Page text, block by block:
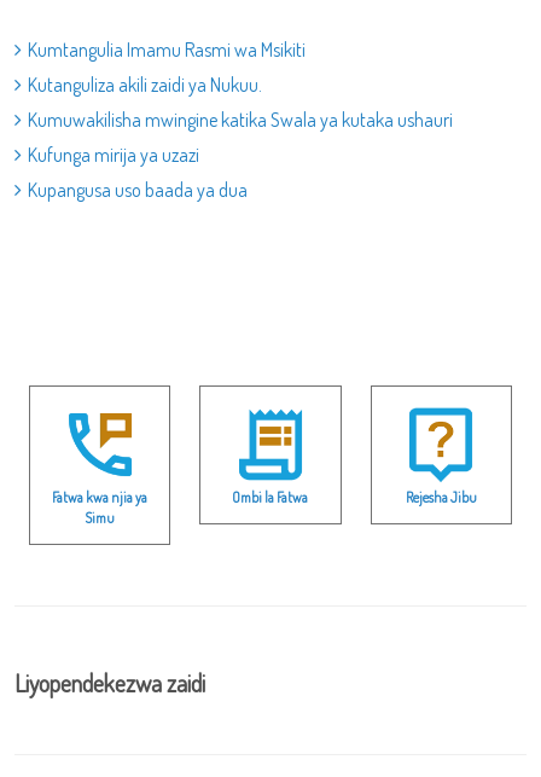
Kumtangulia Imamu Rasmi wa Msikiti
Kutanguliza akili zaidi ya Nukuu.
Kumuwakilisha mwingine katika Swala ya kutaka ushauri
Kufunga mirija ya uzazi
Kupangusa uso baada ya dua
Fatwa kwa njia ya
Simu
Ombi la Fatwa Rejesha Jibu
Liyopendekezwa zaidi